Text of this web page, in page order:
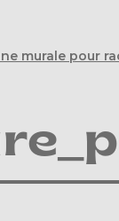
murale pour